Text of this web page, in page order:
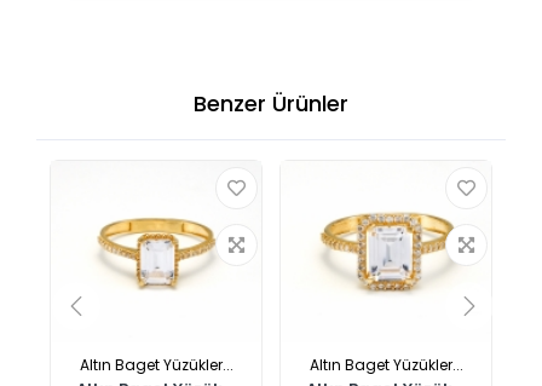
Benzer Ürünler
Altın Baget Yüzükler... Altın Baget Yüzükler...